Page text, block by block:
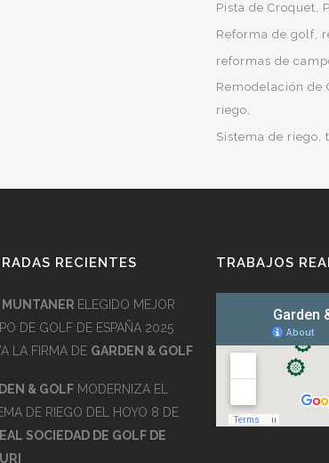
Pista de Croquet
Reforma de golf
reformas de
Remodelación de
riego
Sistema de riego
RECIENTES
MUNTANER ELEGIDO MEJOR
DE GOLF DE ESPAÑA 2025
LA FIRMA DE GARDEN & GOLF
& GOLF MODERNIZA EL
DE RIEGO DEL HOYO 8 DE
SOCIEDAD DE GOLF DE
TRABAJOS